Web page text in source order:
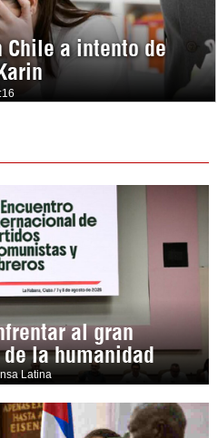
Chile a intento de
al gran
la humanidad
Latina